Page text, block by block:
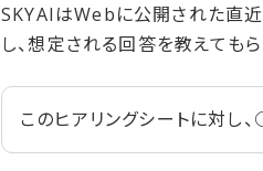
SKYAIはWebに公開された直近
し、想定される回答を教えてもら
このヒアリングシートに対し